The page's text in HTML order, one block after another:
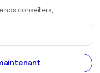
nos conseillers,